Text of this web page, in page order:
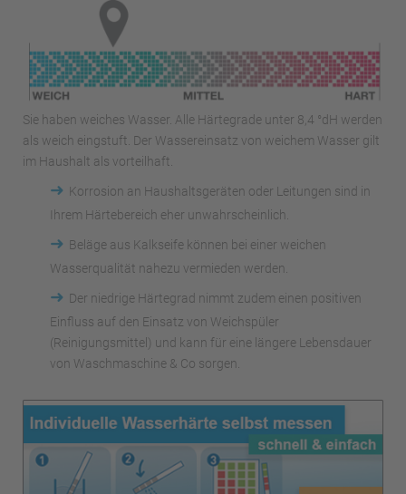
Sie haben weiches Wasser. Alle Härtegrade unter 8,4 °dH werden
als weich eingstuft. Der Wassereinsatz von weichem Wasser gilt
im Haushalt als vorteilhaft.
➜ Korrosion an Haushaltsgeräten oder Leitungen sind in
Ihrem Härtebereich eher unwahrscheinlich.
➜ Beläge aus Kalkseife können bei einer weichen
Wasserqualität nahezu vermieden werden.
➜ Der niedrige Härtegrad nimmt zudem einen positiven
Einfluss auf den Einsatz von Weichspüler
(Reinigungsmittel) und kann für eine längere Lebensdauer
von Waschmaschine & Co sorgen.